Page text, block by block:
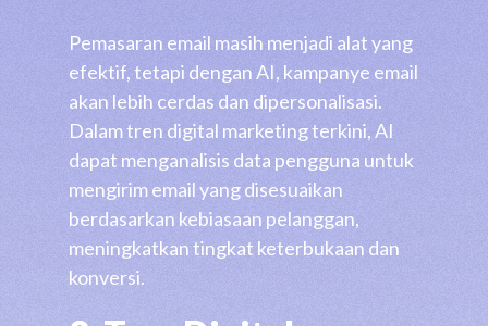
Pemasaran email masih menjadi alat yang
efektif, tetapi dengan AI, kampanye email
akan lebih cerdas dan dipersonalisasi.
Dalam tren digital marketing terkini, AI
dapat menganalisis data pengguna untuk
mengirim email yang disesuaikan
berdasarkan kebiasaan pelanggan,
meningkatkan tingkat keterbukaan dan
konversi.